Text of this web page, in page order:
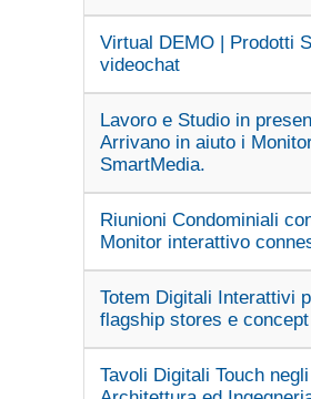
Virtual DEMO | Prodotti
videochat
Lavoro e Studio in
Arrivano in aiuto i
SmartMedia.
Riunioni Condominiali
Monitor interattivo
Totem Digitali Interattivi
flagship stores e
Tavoli Digitali Touch